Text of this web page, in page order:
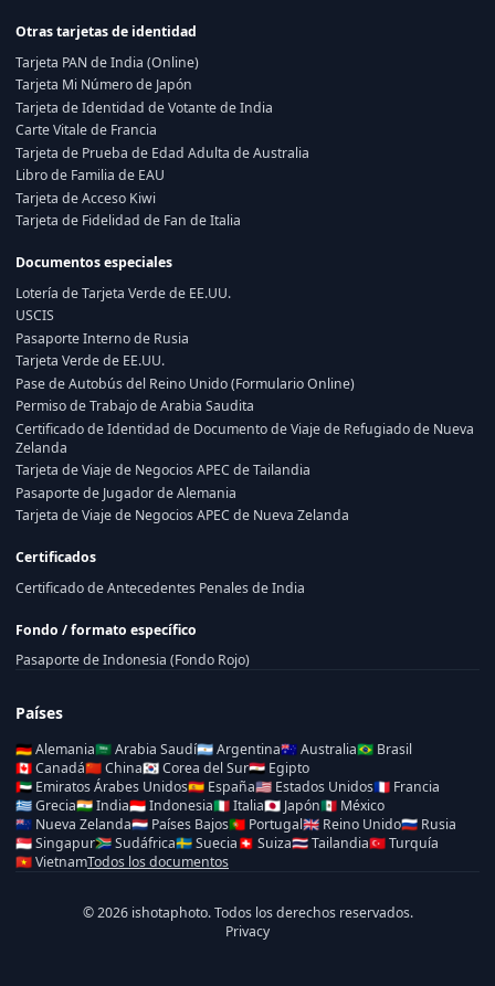
Otras tarjetas de identidad
Tarjeta PAN de India (Online)
Tarjeta Mi Número de Japón
Tarjeta de Identidad de Votante de India
Carte Vitale de Francia
Tarjeta de Prueba de Edad Adulta de Australia
Libro de Familia de EAU
Tarjeta de Acceso Kiwi
Tarjeta de Fidelidad de Fan de Italia
Documentos especiales
Lotería de Tarjeta Verde de EE.UU.
USCIS
Pasaporte Interno de Rusia
Tarjeta Verde de EE.UU.
Pase de Autobús del Reino Unido (Formulario Online)
Permiso de Trabajo de Arabia Saudita
Certificado de Identidad de Documento de Viaje de Refugiado de Nueva
Zelanda
Tarjeta de Viaje de Negocios APEC de Tailandia
Pasaporte de Jugador de Alemania
Tarjeta de Viaje de Negocios APEC de Nueva Zelanda
Certificados
Certificado de Antecedentes Penales de India
Fondo / formato específico
Pasaporte de Indonesia (Fondo Rojo)
Países
🇩🇪Alemania🇸🇦Arabia Saudí🇦🇷Argentina🇦🇺Australia🇧🇷 Brasil
🇨🇦Canadá🇨🇳China🇰🇷Corea del Sur🇪🇬 Egipto
🇦🇪 Emiratos Árabes Unidos🇪🇸 España🇺🇸 Estados Unidos🇫🇷 Francia
🇬🇷Grecia🇮🇳India🇮🇩Indonesia🇮🇹Italia🇯🇵 Japón🇲🇽 México
🇳🇿 Nueva Zelanda🇳🇱 Países Bajos🇵🇹 Portugal🇬🇧 Reino Unido🇷🇺 Rusia
🇸🇬Singapur🇿🇦Sudáfrica🇸🇪Suecia🇨🇭 Suiza🇹🇭Tailandia🇹🇷Turquía
🇻🇳VietnamTodos los documentos
© 2026 ishotaphoto. Todos los derechos reservados.
Privacy